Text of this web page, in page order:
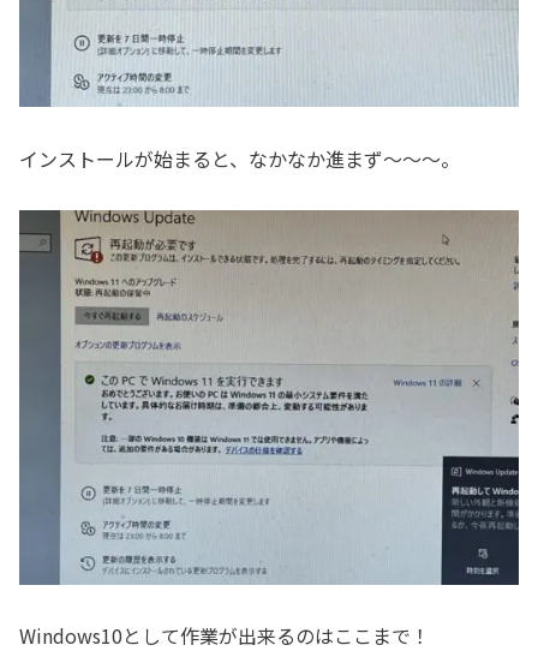
インストールが始まると、なかなか進まず～～～。
Windows10として作業が出来るのはここまで！